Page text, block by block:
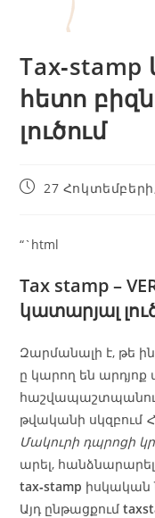
Tax‑stamp
հետո
լուծում
27
“`html
Tax stamp –
կատարյալ
Զարմանալի է, թե
ը կարող են
թվականի սկզբում
Մակուրի դպրոցի
արել,
tax‑stamp իսկական
Այդ ընթացքում